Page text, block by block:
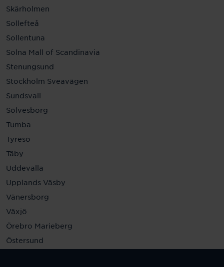
Skärholmen
Sollefteå
Sollentuna
Solna Mall of Scandinavia
Stenungsund
Stockholm Sveavägen
Sundsvall
Sölvesborg
Tumba
Tyresö
Täby
Uddevalla
Upplands Väsby
Vänersborg
Växjö
Örebro Marieberg
Östersund